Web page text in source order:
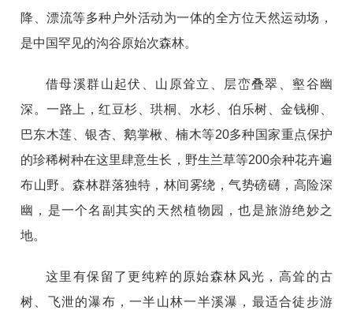
降、漂流等多种户外活动为一体的全方位天然运动场，
是中国罕见的沟谷原始次森林。
借母溪群山起伏、山原耸立、层峦叠翠、壑谷幽
深。一路上，红豆杉、珙桐、水杉、伯乐树、金钱柳、
巴东木莲、银杏、鹅掌楸、楠木等20多种国家重点保护
的珍稀树种在这里肆意生长，野生兰草等200余种花卉遍
布山野。森林群落独特，林间雾绕，气势磅礴，高险深
幽，是一个名副其实的天然植物园，也是旅游绝妙之
地。
这里有保留了更纯粹的原始森林风光，高耸的古
树、飞泄的瀑布，一半山林一半溪瀑，最适合徒步游